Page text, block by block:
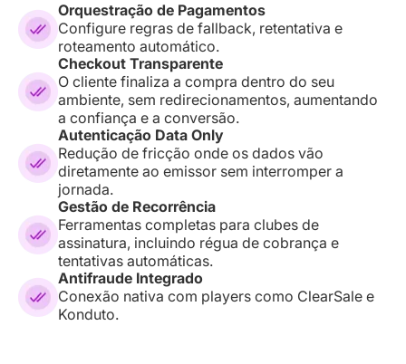
Orquestração de Pagamentos
Configure regras de fallback, retentativa e
roteamento automático.
Checkout Transparente
O cliente finaliza a compra dentro do seu
ambiente, sem redirecionamentos, aumentando
a confiança e a conversão.
Autenticação Data Only
Redução de fricção onde os dados vão
diretamente ao emissor sem interromper a
jornada.
Gestão de Recorrência
Ferramentas completas para clubes de
assinatura, incluindo régua de cobrança e
tentativas automáticas.
Antifraude Integrado
Conexão nativa com players como ClearSale e
Konduto.